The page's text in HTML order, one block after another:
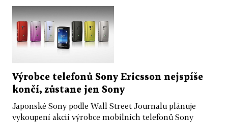
Výrobce telefonů Sony Ericsson nejspíše
končí, zůstane jen Sony
Japonské Sony podle Wall Street Journalu plánuje
vykoupení akcií výrobce mobilních telefonů Sony